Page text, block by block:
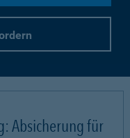
Absicherung für